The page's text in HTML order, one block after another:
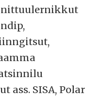
ass. SISA, Polar